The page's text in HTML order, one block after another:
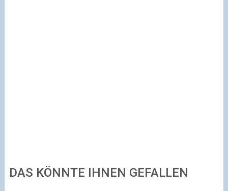
DAS KÖNNTE IHNEN GEFALLEN